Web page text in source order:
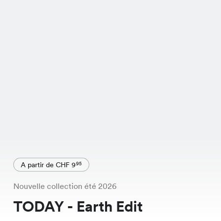
A partir de CHF 995
Nouvelle collection été 2026
TODAY - Earth Edit